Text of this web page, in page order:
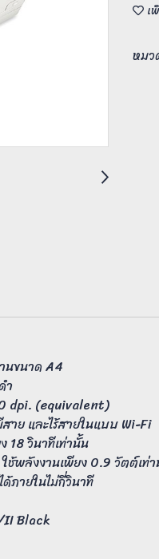
เ
หม
นขนาด A4
ำ
dpi. (equivalent)
ย และไร้สายในแบบ Wi-Fi
18 วินาทีเท่านั้น
ช้พลังงานเพียง 0.9 วัตต์เท่
ายในไม่กี่วินาที
II Black